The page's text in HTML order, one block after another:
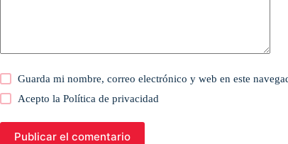
Guarda mi nombre, correo electrónico y web en este
Acepto laPolítica de privacidad
Publicar el comentario